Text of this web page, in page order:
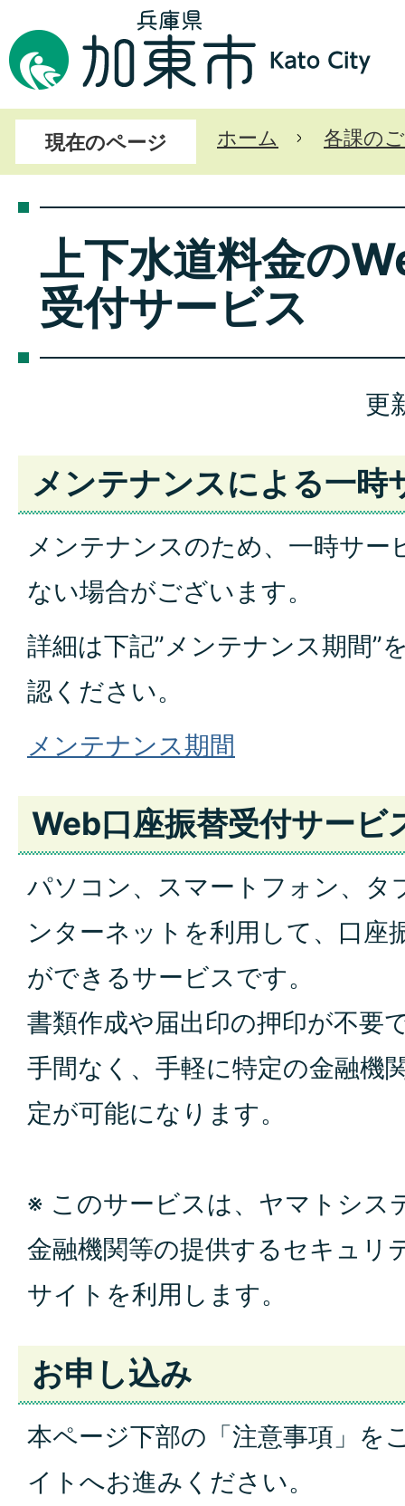
現在のページ ホーム 各課の
上下水道料金の
受付サービス
更
メンテナンスによる一時
メンテナンスのため、一時サー
ない場合がございます。
詳細は下記”メンテナンス期間”
認ください。
メンテナンス期間
Web口座振替受付サービ
パソコン、スマートフ ォン、タ
ンターネットを利用して、口座
ができるサービスです。
書類作成や届出印の押印が不要
手間なく、手軽に特定の金融機
定が可能になります。
※ このサービスは、 ヤマトシス
金融機関等の提供するセキュリ
サイトを利用します。
お申し込み
本ページ下部の「注意事項」を
イ トへお進みください。